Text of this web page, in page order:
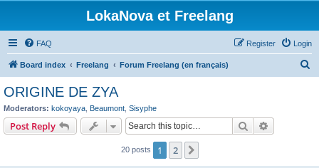
LokaNova et Freelang
FAQ Login
Register
Board index Freelang Forum Freelang (en français)
ORIGINE DE ZYA
Moderators: kokoyaya Beaumont Sisyphe
Post Reply Search
20 posts 1 2